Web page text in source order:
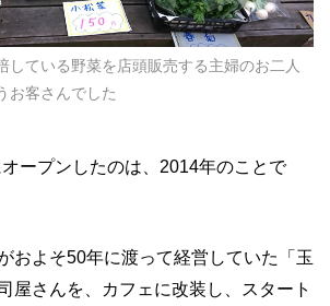
している野菜を店頭販売する主婦のお二人
お客さんでした
ープンしたのは、2014年のことで
およそ50年に渡って経営していた「玉
屋さんを、カフェに改装し、スタート